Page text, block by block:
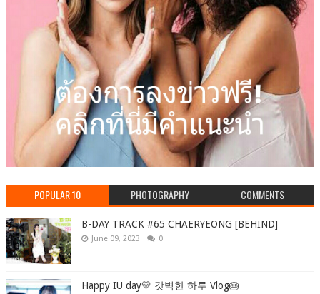
POPULAR 10 PHOTOGRAPHY COMMENTS
B-DAY TRACK #65 CHAERYEONG [BEHIND]
June 09, 2023 0
Happy IU day💛 갓벽한 하루 Vlog🎂